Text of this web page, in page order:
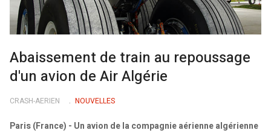
Abaissement de train au repoussage
d'un avion de Air Algérie
CRASH-AERIEN NOUVELLES
Paris (France) - Un avion de la compagnie aérienne algérienne